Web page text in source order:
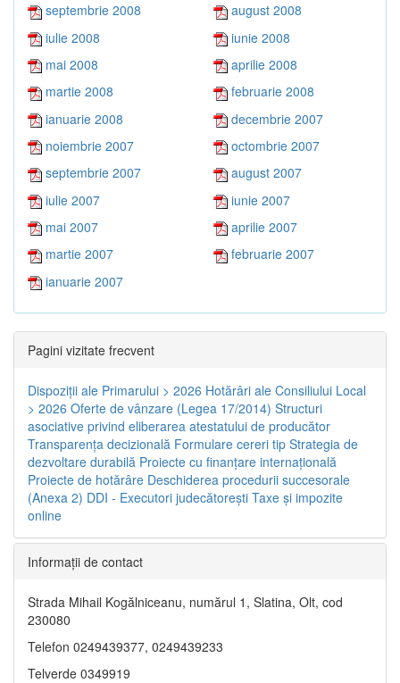
septembrie 2008
august 2008
iulie 2008
iunie 2008
mai 2008
aprilie 2008
martie 2008
februarie 2008
ianuarie 2008
decembrie 2007
noiembrie 2007
octombrie 2007
septembrie 2007
august 2007
iulie 2007
iunie 2007
mai 2007
aprilie 2007
martie 2007
februarie 2007
ianuarie 2007
Pagini vizitate frecvent
Dispoziţii ale Primarului > 2026 Hotărâri ale Consiliului Local
> 2026 Oferte de vânzare (Legea 17/2014) Structuri
asociative privind eliberarea atestatului de producător
Transparenţa decizională Formulare cereri tip Strategia de
dezvoltare durabilă Proiecte cu finanţare internaţională
Proiecte de hotărâre Deschiderea procedurii succesorale
(Anexa 2) DDI - Executori judecătorești Taxe şi impozite
online
Informaţii de contact
Strada Mihail Kogălniceanu, numărul 1, Slatina, Olt, cod
230080
Telefon 0249439377, 0249439233
Telverde 0349919